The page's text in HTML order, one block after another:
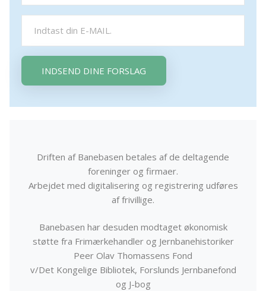
INDSEND DINE FORSLAG
Driften af Banebasen betales af de deltagende
foreninger og firmaer.
Arbejdet med digitalisering og registrering udføres
af frivillige.
Banebasen har desuden modtaget økonomisk
støtte fra Frimærkehandler og Jernbanehistoriker
Peer Olav Thomassens Fond
v/Det Kongelige Bibliotek, Forslunds Jernbanefond
og J-bog